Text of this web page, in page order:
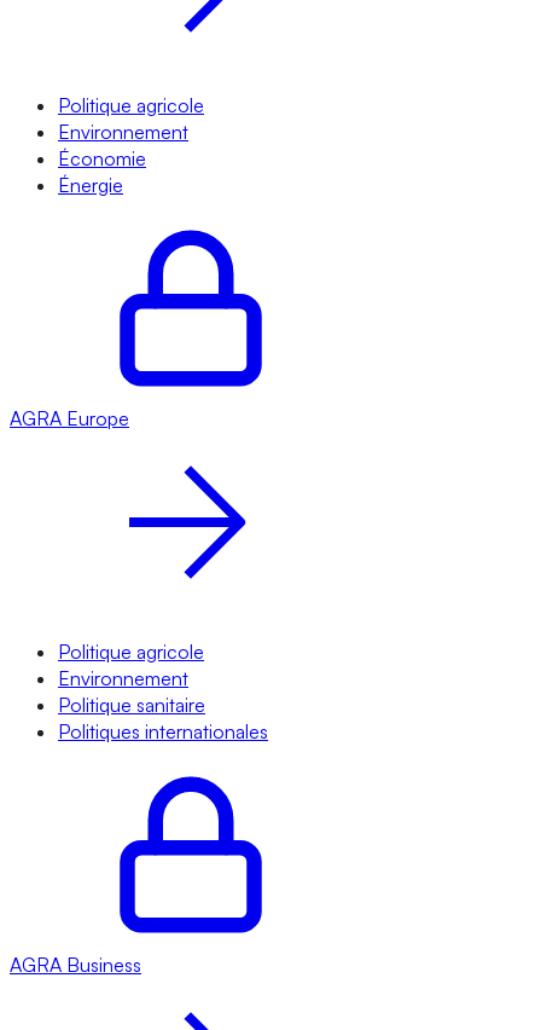
Politique agricole
Environnement
Économie
Énergie
AGRA Europe
Politique agricole
Environnement
Politique sanitaire
Politiques internationales
AGRA Business